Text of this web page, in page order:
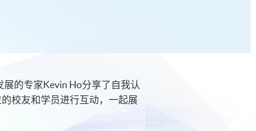
的专家Kevin Ho分享了自我认
校友和学员进行互动，一起展